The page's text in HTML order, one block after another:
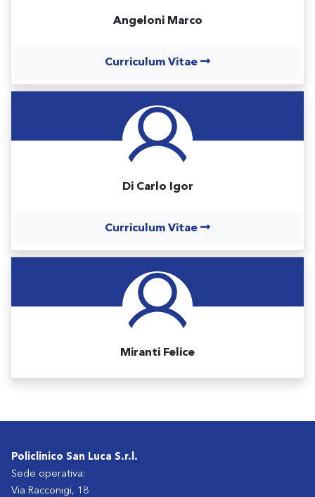
Angeloni Marco
Curriculum Vitae
Di Carlo Igor
Curriculum Vitae
Miranti Felice
Policlinico San Luca S.r.l.
Sede operativa:
Via Racconigi, 18